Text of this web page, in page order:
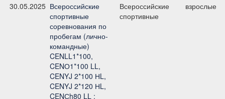
30.05.2025 Всероссийские
спортивные
соревнования по
пробегам (лично-
командные)
CENLL1*100,
CENО1*100 LL,
CENYJ 2*100 НL,
CENYJ 2*120 НL,
CENСh80 LL :
Всероссийские
спортивные
взрослые